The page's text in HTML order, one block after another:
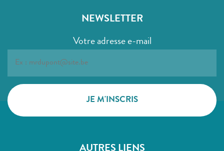
NEWSLETTER
Votre adresse e-mail
AUTRES LIENS